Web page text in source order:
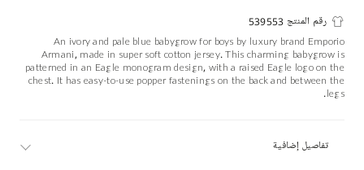
رقم المنتج 539553
An ivory and pale blue babygrow for boys by luxury brand Emporio
Armani, made in super soft cotton jersey. This charming babygrow is
patterned in an Eagle monogram design, with a raised Eagle logo on the
chest. It has easy-to-use popper fastenings on the back and between the
legs.
تفاصيل إضافية